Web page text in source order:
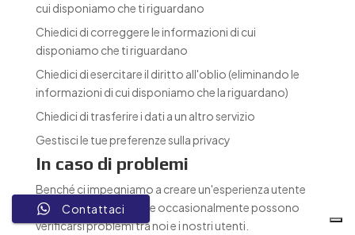
cui disponiamo che ti riguardano
Chiedici di correggere le informazioni di cui
disponiamo che ti riguardano
Chiedici di esercitare il diritto all'oblio (eliminando le
informazioni di cui disponiamo che la riguardano)
Chiedici di trasferire i dati a un altro servizio
Gestisci le tue preferenze sulla privacy
In caso di problemi
Benché ci impegniamo a creare un'esperienza utente
positiva, sappiamo che occasionalmente possono
verificarsi problemi tra noi e i nostri utenti.
Contattaci